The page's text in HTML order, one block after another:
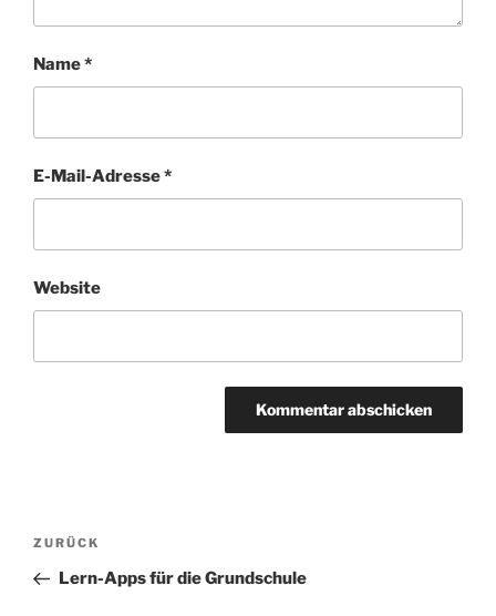
Name*
E-Mail-Adresse*
Website
Beitragsnavigation
Vorheriger
Beitrag
ZURÜCK
Lern-Apps für die Grundschule